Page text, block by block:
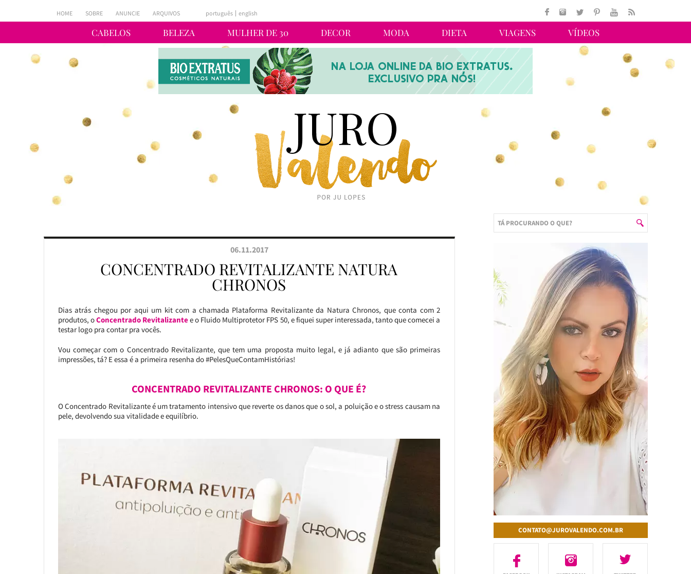
CABELOS BELEZA MULHER DE 30 DECOR MODA DIETA VIAGENS VÍDEOS
HOME SOBRE ANUNCIE ARQUIVOS português english
06.11.2017
CONCENTRADO REVITALIZANTE NATURA
CHRONOS
Dias atrás chegou por aqui um kit com a chamada Plataforma Revitalizante da Natura Chronos, que conta com 2
produtos, oConcentrado Revitalizantee o Fluido Multiprotetor FPS 50, e fiquei super interessada, tanto que comecei a
testar logo pra contar pra vocês.
Vou começar com o Concentrado Revitalizante, que tem uma proposta muito legal, e já adianto que são primeiras
impressões, tá? E essa é a primeira resenha do #PelesQueContamHistórias!
CONCENTRADO REVITALIZANTE CHRONOS: O QUE É?
O Concentrado Revitalizante é um tratamento intensivo que reverte os danos que o sol, a poluição e o stress causam na
pele, devolvendo sua vitalidade e equilíbrio.
CONTATO@JUROVALENDO.COM.BR